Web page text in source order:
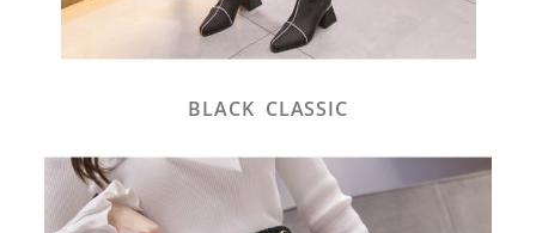
BLACK CLASSIC